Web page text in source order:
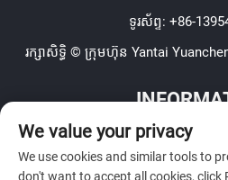
ទូរស័ព្ទ: +86-
រក្សាសិទ្ធិ © ក្រុមហ៊ុន Yantai
ចុះឈ្មោះដើម្បីទទួល
We value your privacy
We use cookies and similar tools to
don't want to accept all cookies, click